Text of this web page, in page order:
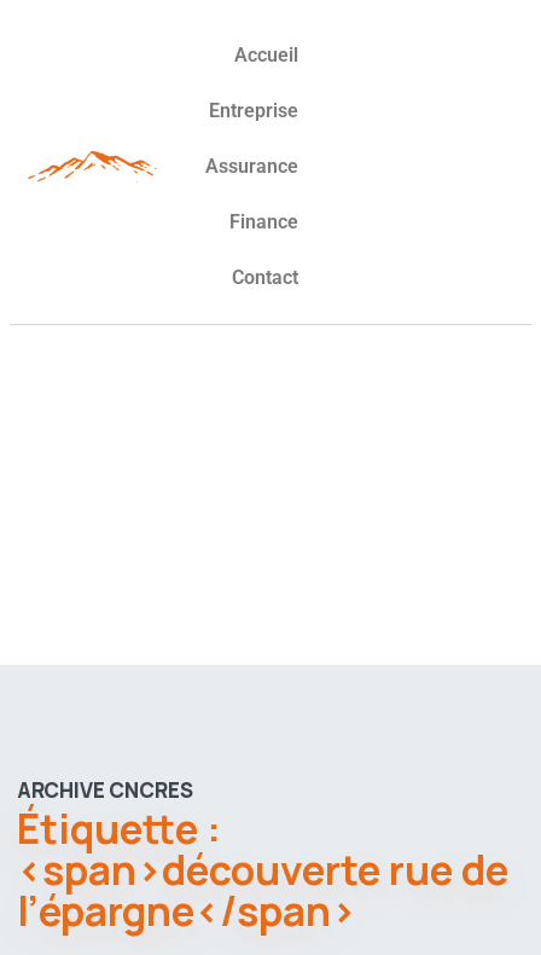
Accueil
Entreprise
Assurance
Finance
Contact
ARCHIVE CNCRES
Étiquette :
<span>découverte rue de
l’épargne</span>